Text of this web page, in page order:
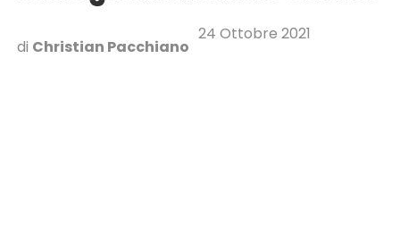
di Christian Pacchiano
24 Ottobre 2021